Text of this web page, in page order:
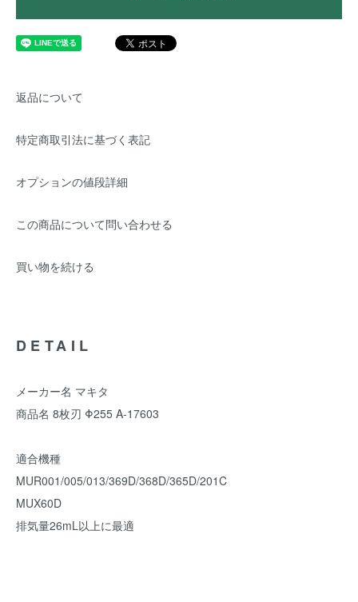
返品について
特定商取引法に基づく表記
オプションの値段詳細
この商品について問い合わせる
買い物を続ける
DETAIL
メーカー名 マキタ
商品名 8枚刃 Φ255 A-17603
適合機種
MUR001/005/013/369D/368D/365D/201C
MUX60D
排気量26mL以上に最適